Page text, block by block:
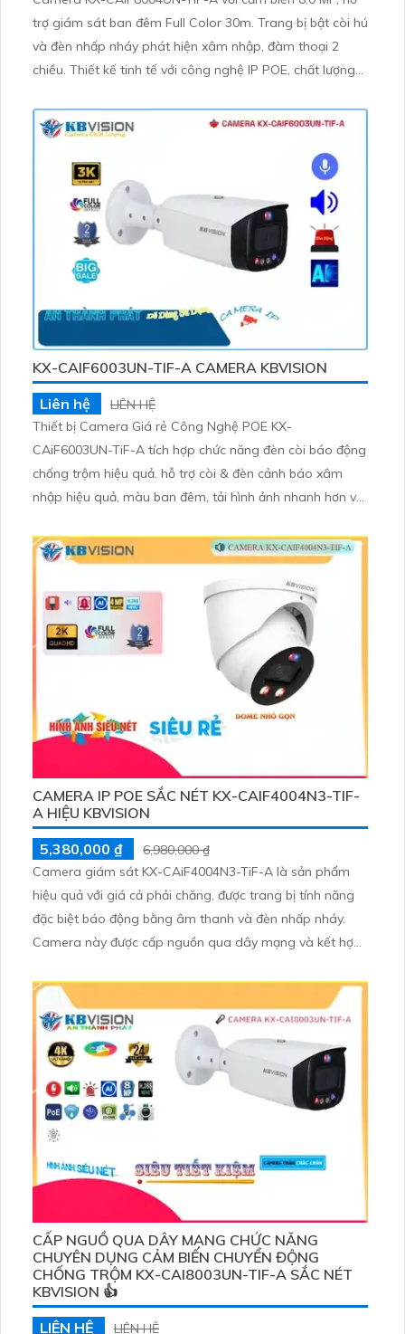
trợ giám sát ban đêm Full Color 30m. Trang bị bật còi hú
và đèn nhấp nháy phát hiện xâm nhập, đàm thoại 2
chiều. Thiết kế tinh tế với công nghệ IP POE, chất lượng
KX-CAIF6003UN-TIF-A CAMERA KBVISION
Liên hệ
LIÊN HỆ
Thiết bị Camera Giá rẻ Công Nghệ POE KX-
CAiF6003UN-TiF-A tích hợp chức năng đèn còi báo động
chống trộm hiệu quả. hỗ trợ còi & đèn cảnh báo xâm
nhập hiệu quả, màu ban đêm, tải hình ảnh nhanh hơn với
CAMERA IP POE SẮC NÉT KX-CAIF4004N3-TIF-
A HIỆU KBVISION
5,380,000 ₫
6,980,000 ₫
Camera giám sát KX-CAiF4004N3-TiF-A là sản phẩm
hiệu quả với giá cả phải chăng, được trang bị tính năng
đặc biệt báo động bằng âm thanh và đèn nhấp nháy.
Camera này được cấp nguồn qua dây mạng và kết hợp
led hoặc hồng ngoại
CẤP NGUỒ QUA DÂY MẠNG CHỨC NĂNG
CHUYÊN DỤNG CẢM BIẾN CHUYỂN ĐỘNG
CHỐNG TRỘM KX-CAI8003UN-TIF-A SẮC NÉT
KBVISION 👍
LIÊN HỆ
LIÊN HỆ